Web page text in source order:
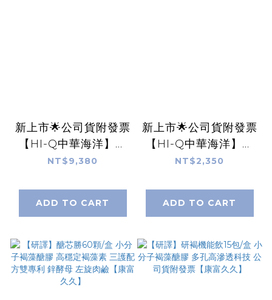
新上市🌟公司貨附發票
【HI-Q中華海洋】褐
抑定加強飲 液態型 60
藻寡醣 黃耆 山楂 康富
久久
NT$9,380
ADD TO CART
新上市🌟公司貨附發票
【HI-Q中華海洋】褐
抑定加強飲 液態型 15
藻寡醣 黃耆 山楂 康富
久久
NT$2,350
ADD TO CART